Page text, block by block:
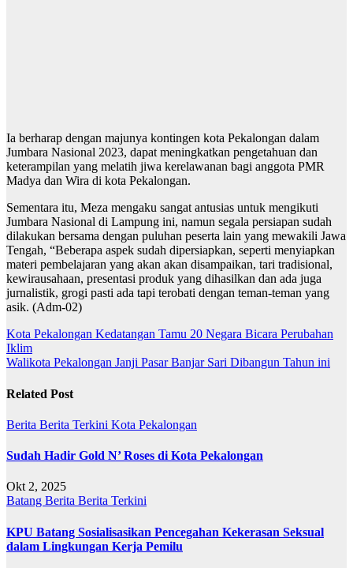
Ia berharap dengan majunya kontingen kota Pekalongan dalam
Jumbara Nasional 2023, dapat meningkatkan pengetahuan dan
keterampilan yang melatih jiwa kerelawanan bagi anggota PMR
Madya dan Wira di kota Pekalongan.
Sementara itu, Meza mengaku sangat antusias untuk mengikuti
Jumbara Nasional di Lampung ini, namun segala persiapan sudah
dilakukan bersama dengan puluhan peserta lain yang mewakili Jawa
Tengah, “Beberapa aspek sudah dipersiapkan, seperti menyiapkan
materi pembelajaran yang akan akan disampaikan, tari tradisional,
kewirausahaan, presentasi produk yang dihasilkan dan ada juga
jurnalistik, grogi pasti ada tapi terobati dengan teman-teman yang
asik. (Adm-02)
Navigasi
pos
Kota Pekalongan Kedatangan Tamu 20 Negara Bicara Perubahan
Iklim
Walikota Pekalongan Janji Pasar Banjar Sari Dibangun Tahun ini
Related Post
Berita Berita Terkini Kota Pekalongan
Sudah Hadir Gold N’ Roses di Kota Pekalongan
Okt 2, 2025
Batang Berita Berita Terkini
KPU Batang Sosialisasikan Pencegahan Kekerasan Seksual
dalam Lingkungan Kerja Pemilu